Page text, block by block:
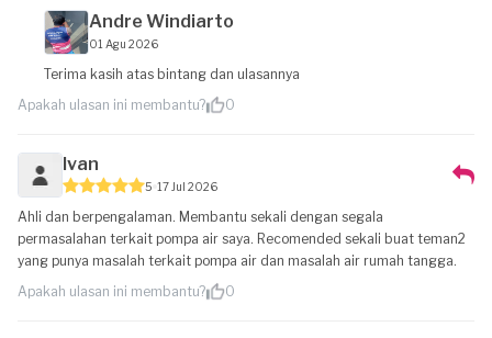
Andre Windiarto
01 Agu 2026
Terima kasih atas bintang dan ulasannya
Apakah ulasan ini membantu?
0
Ivan
5 17 Jul 2026
Ahli dan berpengalaman. Membantu sekali dengan segala
permasalahan terkait pompa air saya. Recomended sekali buat teman2
yang punya masalah terkait pompa air dan masalah air rumah tangga.
Apakah ulasan ini membantu?
0